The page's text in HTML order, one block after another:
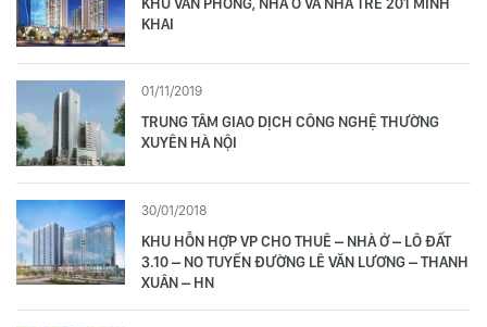
KHAI
01/11/2019
TRUNG TÂM GIAO DỊCH CÔNG NGHỆ THƯỜNG
XUYÊN HÀ NỘI
30/01/2018
KHU HỖN HỢP VP CHO THUÊ – NHÀ Ở – LÔ ĐẤT
3.10 – NO TUYẾN ĐƯỜNG LÊ VĂN LƯƠNG – THANH
XUÂN – HN